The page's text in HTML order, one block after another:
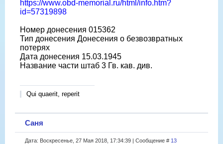
https://www.obd-memorial.ru/html/info.htm?
id=57319898
Номер донесения 015362
Тип донесения Донесения о безвозвратных
потерях
Дата донесения 15.03.1945
Название части штаб 3 Гв. кав. див.
Qui quaerit, reperit
Саня
Дата: Воскресенье, 27 Мая 2018, 17:34:39 | Сообщение # 13